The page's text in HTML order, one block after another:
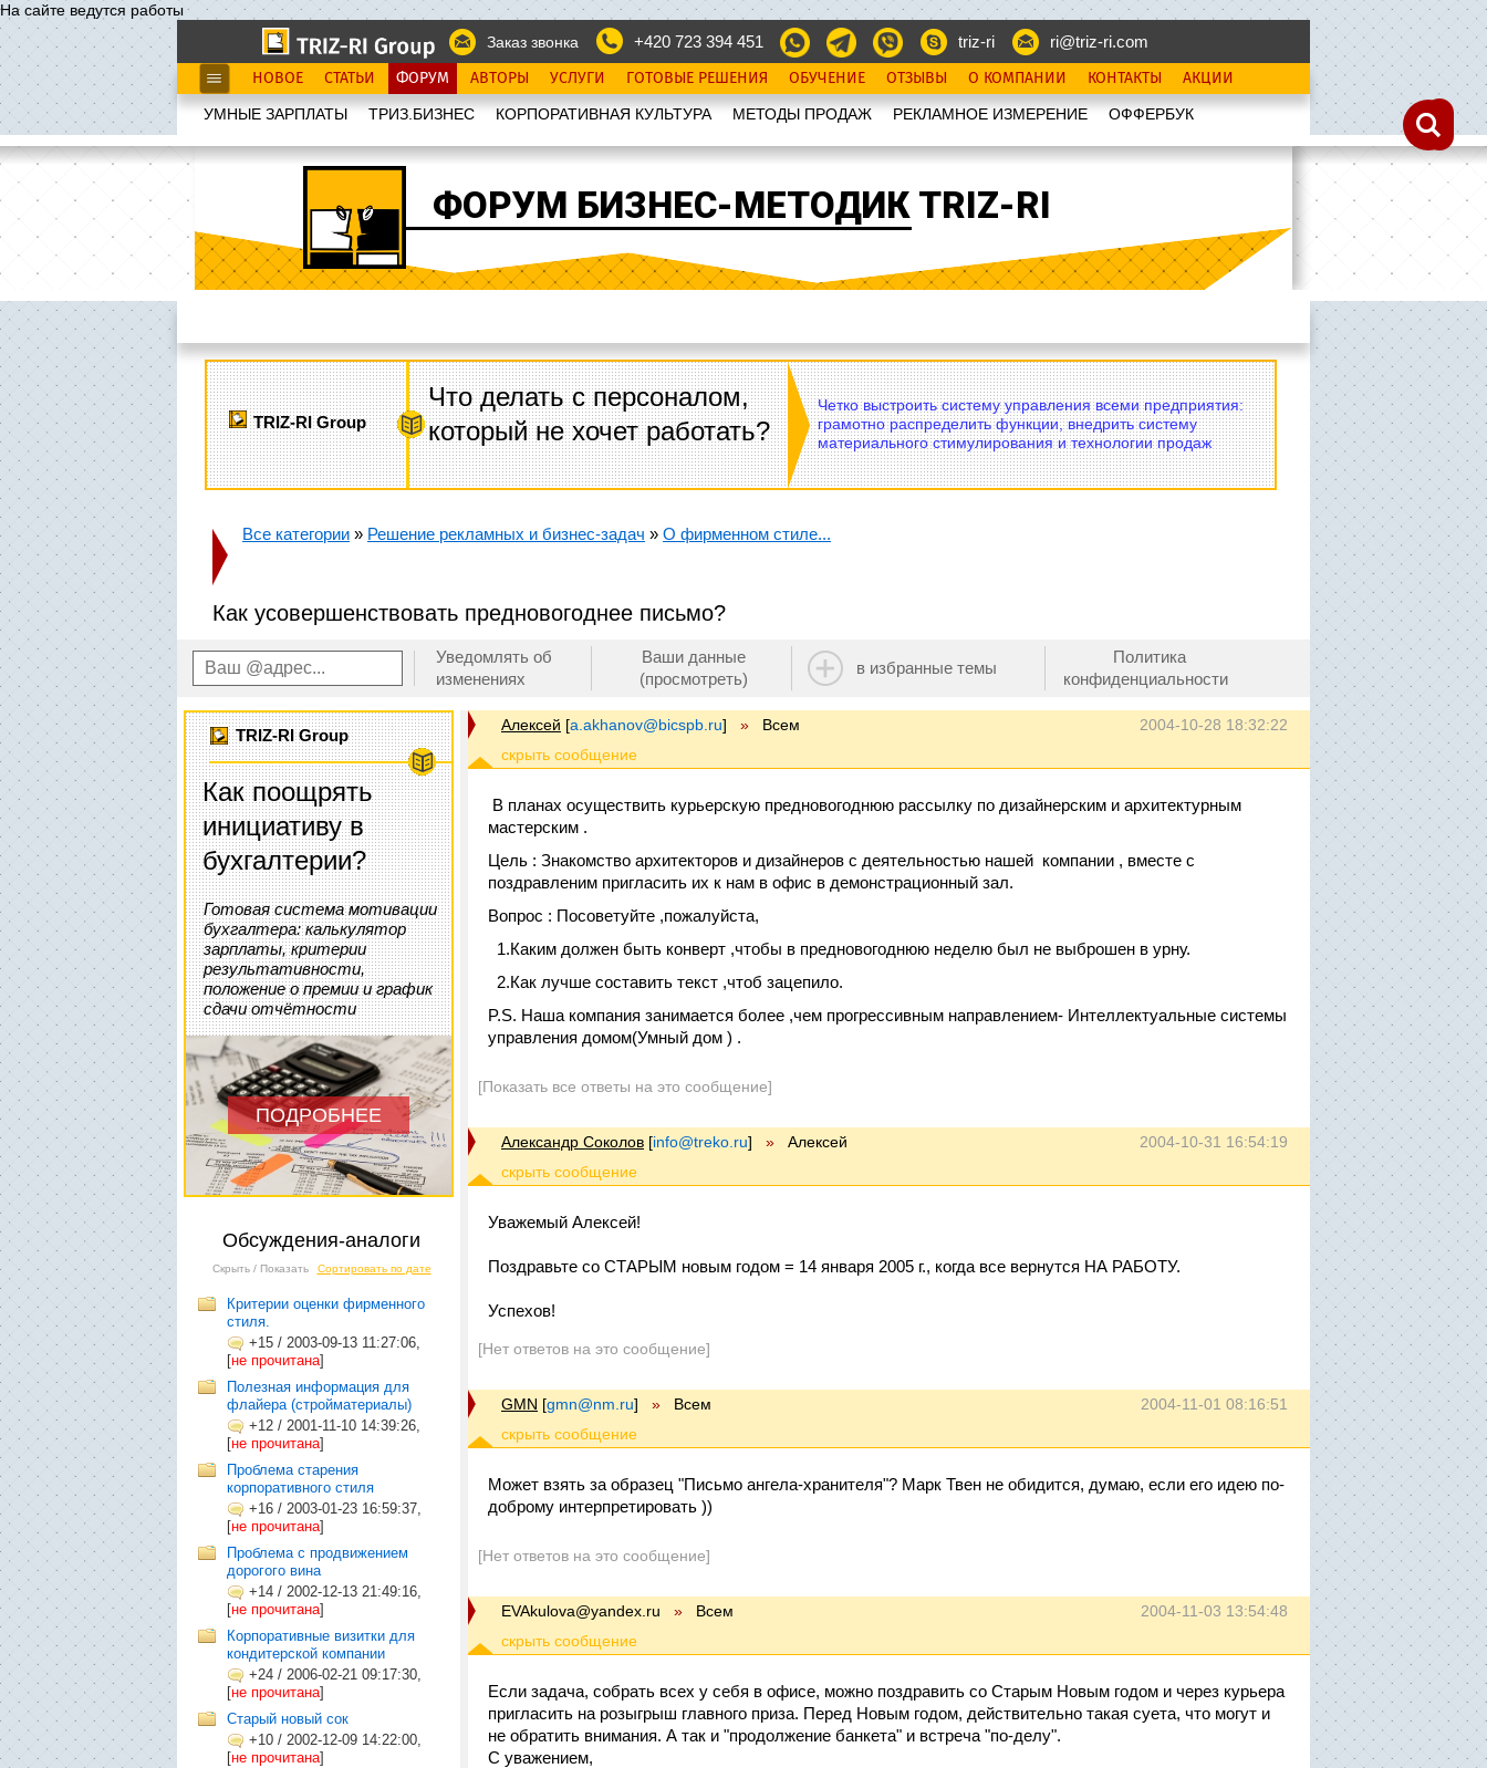
На сайте ведутся работы
Заказ звонка
+420 723 394 451 triz-ri ri@triz-ri.com
НОВОЕ СТАТЬИ ФОРУМ АВТОРЫ УСЛУГИ ГОТОВЫЕ РЕШЕНИЯ ОБУЧЕНИЕ ОТЗЫВЫ О КОМПАНИИ КОНТАКТЫ АКЦИИ
УМНЫЕ ЗАРПЛАТЫ ТРИЗ.БИЗНЕС КОРПОРАТИВНАЯ КУЛЬТУРА МЕТОДЫ ПРОДАЖ РЕКЛАМНОЕ ИЗМЕРЕНИЕ OФФЕРБУК
ФОРУМ БИЗНЕС-МЕТОДИК TRIZ-RI
TRIZ-RI Group
Что делать с персоналом,
который не хочет работать?
Четко выстроить систему управления всеми предприятия:
грамотно распределить функции, внедрить систему
материального стимулирования и технологии продаж
Все категории » Решение рекламных и бизнес-задач » О фирменном стиле...
Как усовершенствовать предновогоднее письмо?
Уведомлять об
изменениях
Ваши данные
(просмотреть)
в избранные темы
Политика
конфиденциальности
TRIZ-RI Group
Как поощрять
инициативу в
бухгалтерии?
Готовая система мотивации
бухгалтера: калькулятор
зарплаты, критерии
результативности,
положение о премии и график
сдачи отчётности
ПОДРОБНЕЕ
Обсуждения-аналоги
Скрыть / Показать Сортировать по дате
Критерии оценки фирменного
стиля.
+15 / 2003-09-13 11:27:06,
[не прочитана]
Полезная информация для
флайера (стройматериалы)
+12 / 2001-11-10 14:39:26,
[не прочитана]
Проблема старения
корпоративного стиля
+16 / 2003-01-23 16:59:37,
[не прочитана]
Проблема с продвижением
дорогого вина
+14 / 2002-12-13 21:49:16,
[не прочитана]
Корпоративные визитки для
кондитерской компании
+24 / 2006-02-21 09:17:30,
[не прочитана]
Старый новый сок
+10 / 2002-12-09 14:22:00,
[не прочитана]
2004-10-28 18:32:22
Алексей [a.akhanov@bicspb.ru] » Всем
В планах осуществить курьерскую предновогоднюю рассылку по дизайнерским и архитектурным
мастерским .
Цель : Знакомство архитекторов и дизайнеров с деятельностью нашей компании , вместе с
поздравленим пригласить их к нам в офис в демонстрационный зал.
Вопрос : Посоветуйте ,пожалуйста,
1.Каким должен быть конверт ,чтобы в предновогоднюю неделю был не выброшен в урну.
2.Как лучше составить текст ,чтоб зацепило.
P.S. Наша компания занимается более ,чем прогрессивным направлением- Интеллектуальные системы
управления домом(Умный дом ) .
[Показать все ответы на это сообщение]
2004-10-31 16:54:19
Александр Соколов [info@treko.ru] » Алексей
Уважемый Алексей!
Поздравьте со СТАРЫМ новым годом = 14 января 2005 г., когда все вернутся НА РАБОТУ.
Успехов!
[Нет ответов на это сообщение]
2004-11-01 08:16:51
GMN [gmn@nm.ru] » Всем
Может взять за образец "Письмо ангела-хранителя"? Марк Твен не обидится, думаю, если его идею по-
доброму интерпретировать ))
[Нет ответов на это сообщение]
2004-11-03 13:54:48
EVAkulova@yandex.ru » Всем
Если задача, собрать всех у себя в офисе, можно поздравить со Старым Новым годом и через курьера
пригласить на розыгрыш главного приза. Перед Новым годом, действительно такая суета, что могут и
не обратить внимания. А так и "продолжение банкета" и встреча "по-делу".
С уважением,